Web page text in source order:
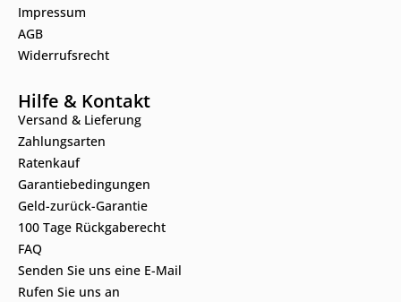
Impressum
AGB
Widerrufsrecht
Hilfe & Kontakt
Versand & Lieferung
Zahlungsarten
Ratenkauf
Garantiebedingungen
Geld-zurück-Garantie
100 Tage Rückgaberecht
FAQ
Senden Sie uns eine E-Mail
Rufen Sie uns an